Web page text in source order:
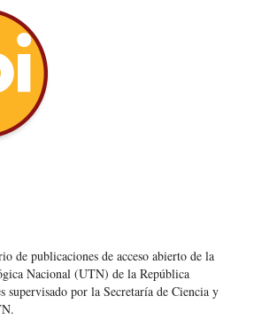
de publicaciones de acceso abierto de la
Nacional (UTN) de la República
supervisado por la Secretaría de Ciencia y